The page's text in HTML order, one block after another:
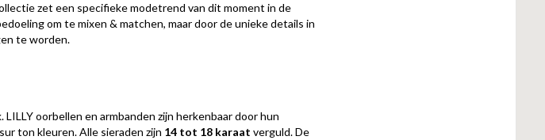
zet een specifieke modetrend van dit moment in de
om te mixen & matchen, maar door de unieke details in
te worden.
oorbellen en armbanden zijn herkenbaar door hun
ton kleuren. Alle sieraden zijn 14 tot 18 karaat verguld. De